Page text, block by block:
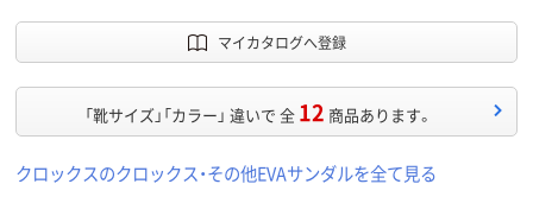
マイカタログへ登録
「靴サイズ」「カラー」 違いで 全 12 商品あります。
クロックスのクロックス・その他EVAサンダルを全て見る